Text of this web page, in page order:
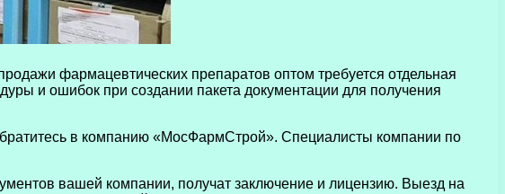
фармацевтических препаратов оптом требуется отдельная
и ошибок при создании пакета документации для получения
в компанию «МосФармСтрой». Специалисты компании по
вашей компании, получат заключение и лицензию. Выезд на